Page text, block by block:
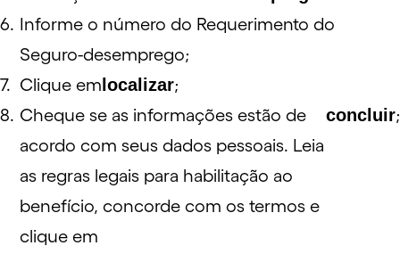
Informe o número do Requerimento do
Seguro-desemprego;
Clique em localizar;
Cheque se as informações estão de
acordo com seus dados pessoais. Leia
as regras legais para habilitação ao
benefício, concorde com os termos e
clique em
concluir;